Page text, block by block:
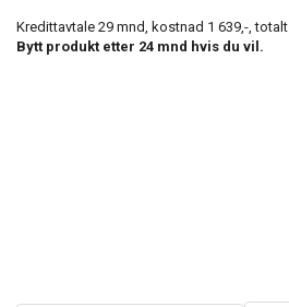
Kredittavtale 29 mnd, kostnad 1 639,- , totalt
Bytt produkt etter 24 mnd hvis du vil.